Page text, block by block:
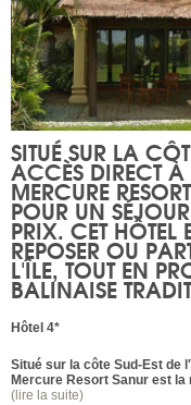
SITUÉ SUR LA
ACCÈS DIRECT
MERCURE
POUR UN
PRIX. CET HÔTEL
REPOSER OU
L'ÎLE, TOUT EN
BALINAISE
Hôtel 4*
Situé sur la côte Sud-Est de
Mercure Resort Sanur est la
(lire la suite)